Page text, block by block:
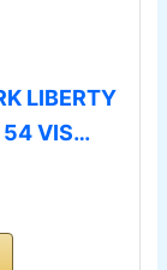
LIBERTY
54 VIS…